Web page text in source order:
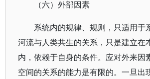
（六）外部因素
系统内的规律、规则，只适用于
河流与人类共生的关系，只是建立在
内，依赖于自身的条件。应对外来因
空间的关系的能力是有限的。一旦出